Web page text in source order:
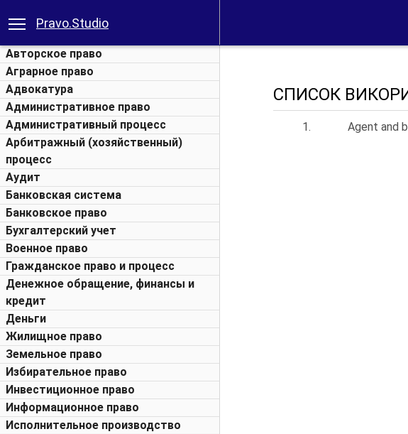
Pravo.Studio
Авторское право
Аграрное право
Адвокатура
Административное право
Административный процесс
Арбитражный (хозяйственный)
процесс
Аудит
Банковская система
Банковское право
Бухгалтерский учет
Военное право
Гражданское право и процесс
Денежное обращение, финансы и
кредит
Деньги
Жилищное право
Земельное право
Избирательное право
Инвестиционное право
Информационное право
Исполнительное производство
СПИСОК
1. Agent and